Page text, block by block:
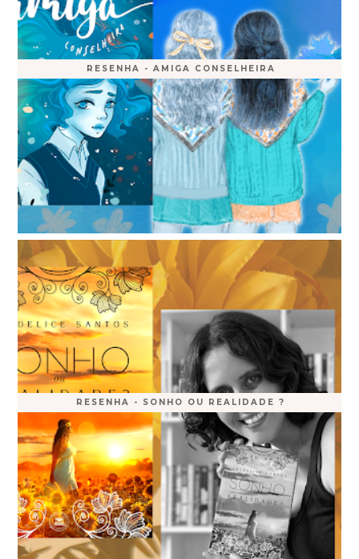
RESENHA - AMIGA CONSELHEIRA
RESENHA - SONHO OU REALIDADE ?